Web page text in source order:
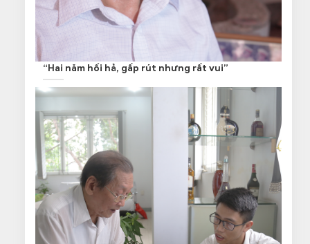
“Hai năm hối hả, gấp rút nhưng rất vui”